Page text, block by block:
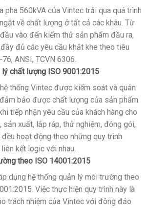
pha 560kVA của Vintec trải qua quá trình
về chất lượng ở tất cả các khâu. Từ
vào đến kiểm thử sản phẩm đầu ra,
đủ các yêu cầu khắt khe theo tiêu
ANSI, TCVN 6306.
lý chất lượng ISO 9001:2015
thống Vintec được kiểm soát và quản
bảo được chất lượng của sản phẩm
tiếp nhận yêu cầu của khách hàng cho
sản xuất, lắp ráp, thử nghiệm, đóng gói,
đều hoạt động theo những quy trình
kết logic với nhau.
theo ISO 14001:2015
dụng hệ thống quản lý môi trường theo
Việc thực hiện quy trình này là
trách nhiệm của Vintec với đông đảo